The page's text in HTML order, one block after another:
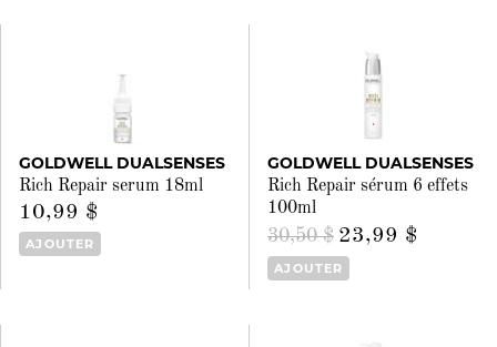
GOLDWELL DUALSENSES
Rich Repair serum 18ml
10,99 $
AJOUTER
GOLDWELL DUALSENSES
Rich Repair sérum 6 effets
100ml
30,50 $ 23,99 $
AJOUTER